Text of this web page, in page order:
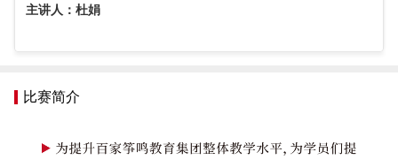
主讲人：杜娟
比赛简介